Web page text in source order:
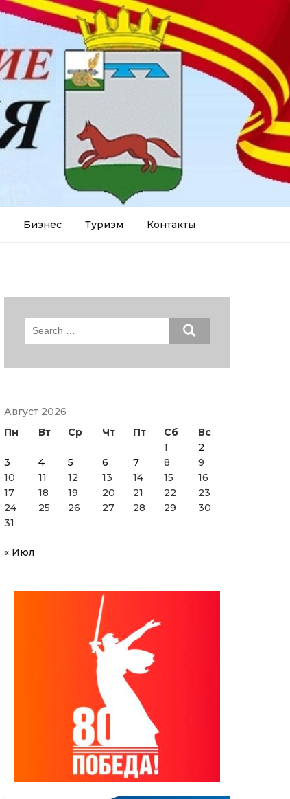
Бизнес Туризм Контакты
Search
Август 2026
Пн
Вт Ср Чт Пт Сб
Вс
1
2
3
4 5 6 7 8
9
10
11 12 13 14 15
16
17
18 19 20 21 22
23
24
25 26 27 28 29
30
31
« Июл